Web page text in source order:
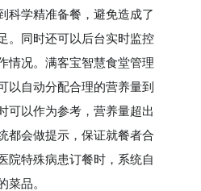
科学精准备餐，避免造成了
。同时还可以后台实时监控
情况。满客宝智慧食堂管理
以自动分配合理的营养量到
可以作为参考，营养量超出
都会做提示，保证就餐者合
院特殊病患订餐时，系统自
菜品。